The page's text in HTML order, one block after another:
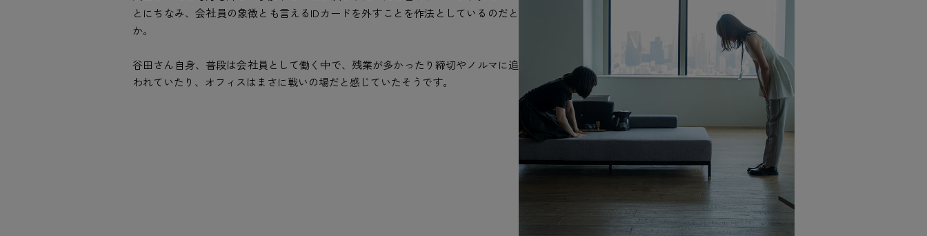
とにちなみ、会社員の象徴とも言えるIDカードを外すことを作法としているのだと
か。
谷田さん自身、普段は会社員として働く中で、残業が多かったり締切やノルマに追
われていたり、オフィスはまさに戦いの場だと感じていたそうです。